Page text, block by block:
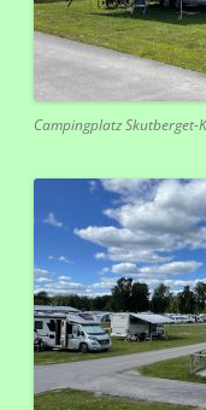
Campingplatz Skutberget-